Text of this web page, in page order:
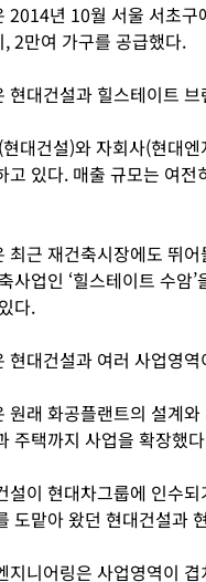
2014년 10월 서울 서초
2만여 가구를 공급했다.
현대건설과 힐스테이트
대건설)와 자회사(현대
고 있다. 매출 규모는 여
최근 재건축시장에도 뛰
사업인 ‘힐스테이트 수암
다.
현대건설과 여러 사업영
원래 화공플랜트의 설계
주택까지 사업을 확장했
설이 현대차그룹에 인수
도맡아 왔던 현대건설과
지니어링은 사업영역이